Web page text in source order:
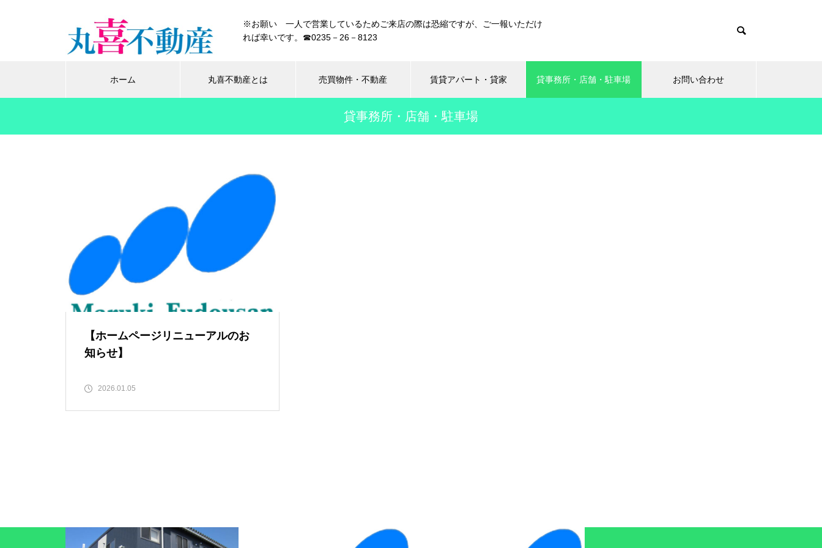
※お願い 一人で営業しているためご来店の際は恐縮ですが、ご一報いただけ
れば幸いです。☎0235－26－8123
ホーム 丸喜不動産とは 売買物件・不動産 賃貸アパート・貸家 貸事務所・店舗・駐車場 お問い合わせ
貸事務所・店舗・駐車場
【ホームページリニューアルのお
知らせ】
2026.01.05